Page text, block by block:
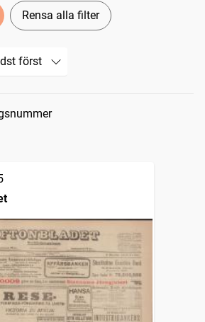
Rensa alla filter